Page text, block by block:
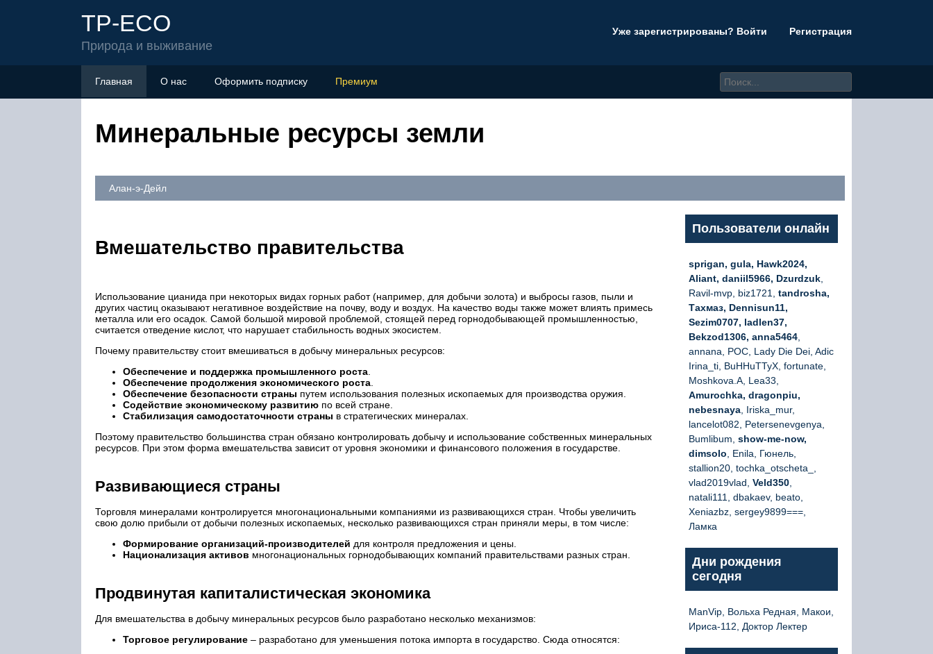
TP-ECO
Природа и выживание
Уже зарегистрированы? Войти Регистрация
Главная О нас Оформить подписку Премиум
Минеральные ресурсы земли
Алан-э-Дейл
Вмешательство правительства
Использование цианида при некоторых видах горных работ (например, для добычи золота) и выбросы газов, пыли и
других частиц оказывают негативное воздействие на почву, воду и воздух. На качество воды также может влиять примесь
металла или его осадок. Самой большой мировой проблемой, стоящей перед горнодобывающей промышленностью,
считается отведение кислот, что нарушает стабильность водных экосистем.
Почему правительству стоит вмешиваться в добычу минеральных ресурсов:
Обеспечение и поддержка промышленного роста
Обеспечение продолжения экономического роста
Обеспечение безопасности страны путем использования полезных ископаемых для производства оружия.
Содействие экономическому развитию по всей стране.
Стабилизация самодостаточности страны в стратегических минералах.
Поэтому правительство большинства стран обязано контролировать добычу и использование собственных минеральных
ресурсов. При этом форма вмешательства зависит от уровня экономики и финансового положения в государстве.
Развивающиеся страны
Торговля минералами контролируется многонациональными компаниями из развивающихся стран. Чтобы увеличить
свою долю прибыли от добычи полезных ископаемых, несколько развивающихся стран приняли меры, в том числе:
Формирование организаций-производителей для контроля предложения и цены.
Национализация активов многонациональных горнодобывающих компаний правительствами разных стран.
Продвинутая капиталистическая экономика
Для вмешательства в добычу минеральных ресурсов было разработано несколько механизмов:
Торговое регулирование – разработано для уменьшения потока импорта в государство. Сюда относятся:
Пользователи онлайн
sprigan, gula, Hawk2024,
Aliant, daniil5966, Dzurdzuk
Ravil-mvp, biz1721, tandrosha,
Тахмаз, Dennisun11,
Sezim0707, ladlen37,
Bekzod1306, anna5464
annana, РОС, Lady Die Dei, Adic
Irina_ti, BuHHuTTyX, fortunate,
Moshkova.A, Lea33,
Amurochka, dragonpiu,
nebesnaya , Iriska_mur,
lancelot082, Petersenevgenya,
Bumlibum, show-me-now,
dimsolo , Enila, Гюнель,
stallion20, tochka_otscheta_,
vlad2019vlad, Veld350
natali111, dbakaev, beato,
Xeniazbz, sergey9899===,
Ламка
Дни рождения
сегодня
ManVip, Вольха Редная, Макои,
Ириса-112, Доктор Лектер